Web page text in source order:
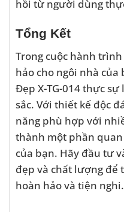
hồi từ người dùng
Tổng Kết
Trong cuộc hành
hảo cho ngôi nhà của
Đẹp X-TG-014 thực
sắc. Với thiết kế độc
năng phù hợp với
thành một phần
của bạn. Hãy đầu tư
đẹp và chất lượng để
hoàn hảo và tiện nghi.